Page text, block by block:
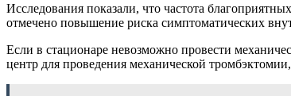
Исследования показали, что частота
отмечено повышение риска симптоматических
Если в стационаре невозможно провести
центр для проведения механической